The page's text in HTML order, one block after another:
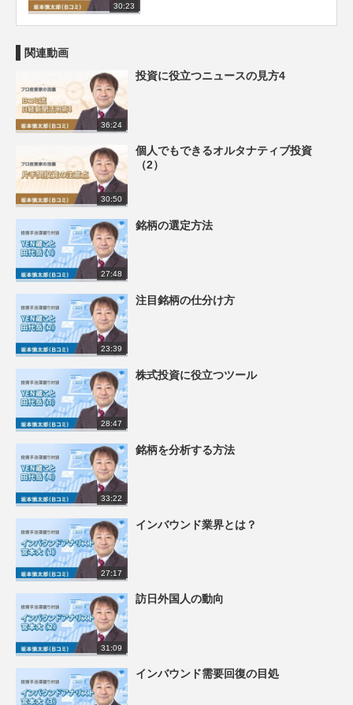
30:23
関連動画
36:24
投資に役立つニュースの見方4
30:50
個人でもできるオルタナティブ投資
（2）
27:48
銘柄の選定方法
23:39
注目銘柄の仕分け方
28:47
株式投資に役立つツール
33:22
銘柄を分析する方法
27:17
インバウンド業界とは？
31:09
訪日外国人の動向
インバウンド需要回復の目処